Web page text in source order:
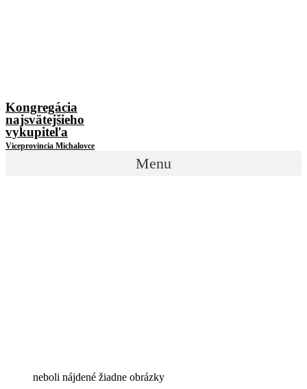
Kongregácia
najsvätejšieho
vykupiteľa
Viceprovincia Michalovce
Menu
neboli nájdené žiadne obrázky